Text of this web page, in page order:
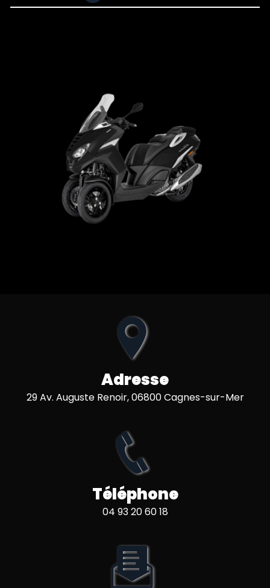
Adresse
29 Av. Auguste Renoir, 06800 Cagnes-sur-Mer
Téléphone
04 93 20 60 18